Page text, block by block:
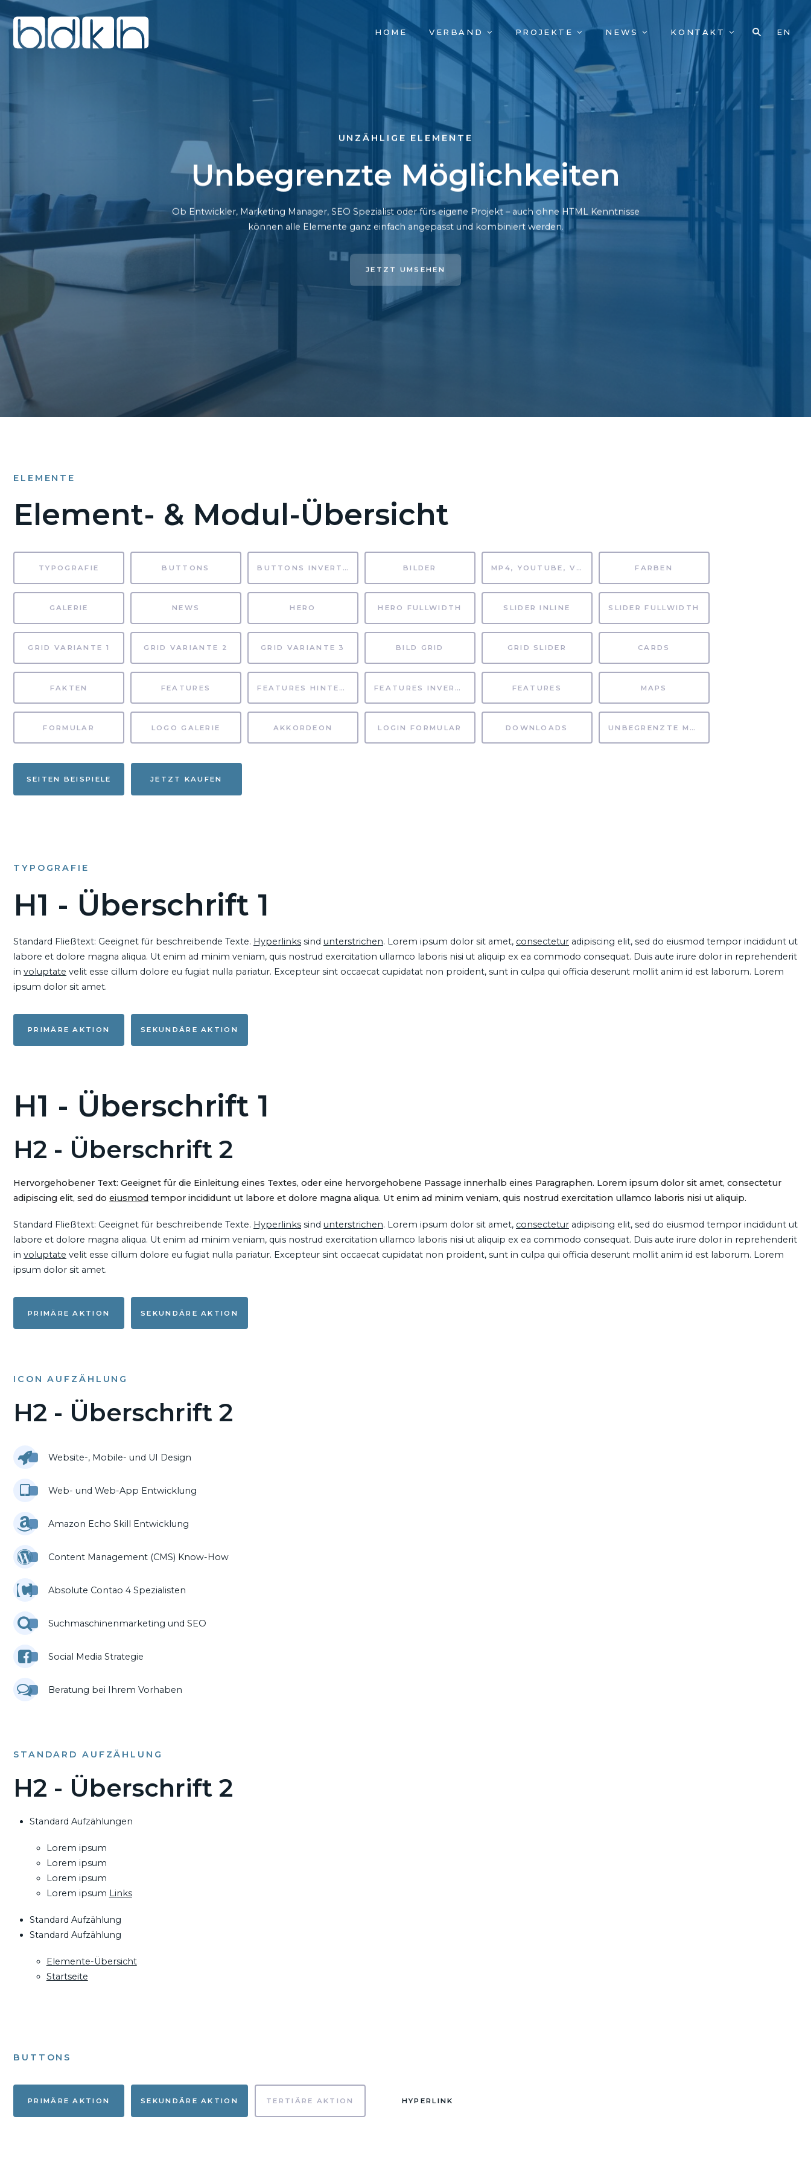
NAVIGATION
ÜBERSPRINGEN
HOME VERBAND PROJEKTE NEWS KONTAKT EN
UNZÄHLIGE ELEMENTE
Unbegrenzte Möglichkeiten
Ob Entwickler, Marketing Manager, SEO Spezialist oder fürs eigene Projekt – auch ohne HTML Kenntnisse
können alle Elemente ganz einfach angepasst und kombiniert werden.
JETZT UMSEHEN
ELEMENTE
Element- & Modul-Übersicht
TYPOGRAFIE BUTTONS BUTTONS INVERTIERT BILDER MP4, YOUTUBE, VIMEO FARBEN
GALERIE NEWS HERO HERO FULLWIDTH SLIDER INLINE SLIDER FULLWIDTH
GRID VARIANTE 1 GRID VARIANTE 2 GRID VARIANTE 3 BILD GRID GRID SLIDER CARDS
FAKTEN FEATURES FEATURES HINTERGRUND FEATURES INVERTIERT FEATURES MAPS
FORMULAR LOGO GALERIE AKKORDEON LOGIN FORMULAR DOWNLOADS UNBEGRENZTE MÖGLICHKEITEN
SEITEN BEISPIELE JETZT KAUFEN
TYPOGRAFIE
H1 - Überschrift 1
Standard Fließtext: Geeignet für beschreibende Texte. Hyperlinks sind unterstrichen. Lorem ipsum dolor sit amet, consectetur adipiscing elit, sed do eiusmod tempor incididunt ut
labore et dolore magna aliqua. Ut enim ad minim veniam, quis nostrud exercitation ullamco laboris nisi ut aliquip ex ea commodo consequat. Duis aute irure dolor in reprehenderit
in voluptate velit esse cillum dolore eu fugiat nulla pariatur. Excepteur sint occaecat cupidatat non proident, sunt in culpa qui officia deserunt mollit anim id est laborum. Lorem
ipsum dolor sit amet.
PRIMÄRE AKTION SEKUNDÄRE AKTION
H1 - Überschrift 1
H2 - Überschrift 2
Hervorgehobener Text: Geeignet für die Einleitung eines Textes, oder eine hervorgehobene Passage innerhalb eines Paragraphen. Lorem ipsum dolor sit amet, consectetur
adipiscing elit, sed do eiusmod tempor incididunt ut labore et dolore magna aliqua. Ut enim ad minim veniam, quis nostrud exercitation ullamco laboris nisi ut aliquip.
Standard Fließtext: Geeignet für beschreibende Texte. Hyperlinks sind unterstrichen. Lorem ipsum dolor sit amet, consectetur adipiscing elit, sed do eiusmod tempor incididunt ut
labore et dolore magna aliqua. Ut enim ad minim veniam, quis nostrud exercitation ullamco laboris nisi ut aliquip ex ea commodo consequat. Duis aute irure dolor in reprehenderit
in voluptate velit esse cillum dolore eu fugiat nulla pariatur. Excepteur sint occaecat cupidatat non proident, sunt in culpa qui officia deserunt mollit anim id est laborum. Lorem
ipsum dolor sit amet.
PRIMÄRE AKTION SEKUNDÄRE AKTION
ICON AUFZÄHLUNG
H2 - Überschrift 2
Website-, Mobile- und UI Design
Web- und Web-App Entwicklung
Amazon Echo Skill Entwicklung
Content Management (CMS) Know-How
Absolute Contao 4 Spezialisten
Suchmaschinenmarketing und SEO
Social Media Strategie
Beratung bei Ihrem Vorhaben
STANDARD AUFZÄHLUNG
H2 - Überschrift 2
Standard Aufzählungen
Lorem ipsum
Lorem ipsum
Lorem ipsum
Lorem ipsum Links
Standard Aufzählung
Standard Aufzählung
Elemente-Übersicht
Startseite
BUTTONS
PRIMÄRE AKTION SEKUNDÄRE AKTION TERTIÄRE AKTION HYPERLINK